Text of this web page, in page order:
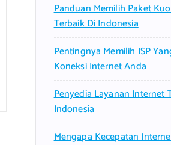
:Panduan Memilih Paket
Terbaik Di Indonesia
Pentingnya Memilih ISP
Koneksi Internet Anda
Penyedia Layanan Internet
Indonesia
Mengapa Kecepatan